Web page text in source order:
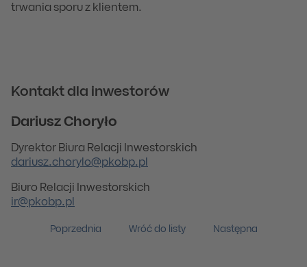
trwania sporu z klientem.
Kontakt dla inwestorów
Dariusz Choryło
Dyrektor Biura Relacji Inwestorskich
dariusz.chorylo@pkobp.pl
Biuro Relacji Inwestorskich
ir@pkobp.pl
Poprzednia Wróć do listy Następna